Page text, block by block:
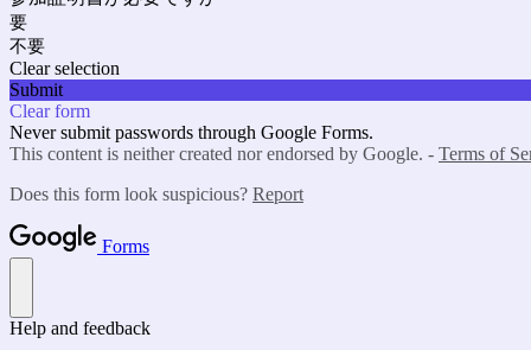
要
不要
Clear selection
Submit
Clear form
Never submit passwords through Google Forms.
This content is neither created nor endorsed by Google. - Terms of
Does this form look suspicious? Report
Forms
Help and feedback